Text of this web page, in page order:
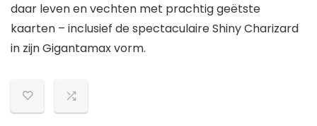
daar leven en vechten met prachtig geëtste
kaarten – inclusief de spectaculaire Shiny Charizard
in zijn Gigantamax vorm.